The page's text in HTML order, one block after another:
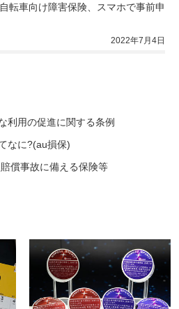
転車向け障害保険、スマホで事前申
2022年7月4日
利用の促進に関する条例
なに?(au損保)
償事故に備える保険等